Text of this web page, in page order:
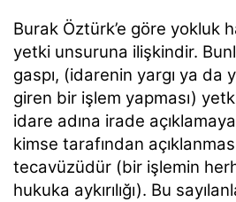
Burak Öztürk’e göre yokluk
yetki unsuruna ilişkindir.
gaspı, (idarenin yargı ya da
giren bir işlem yapması)
idare adına irade
kimse tarafından
tecavüzüdür (bir işlemin
hukuka aykırılığı). Bu